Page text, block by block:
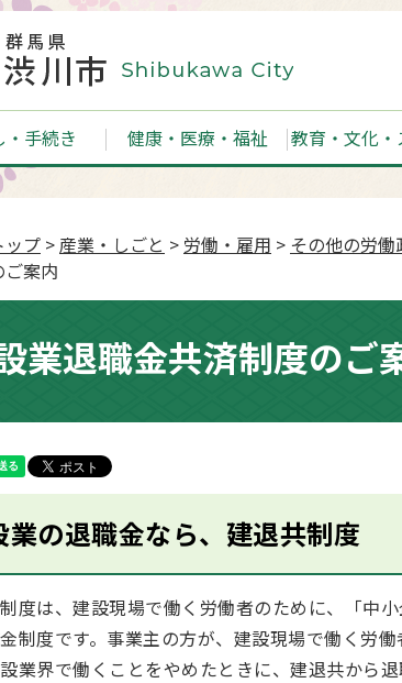
・手続き 健康・医療・福祉 教育・文化・
ップ >産業・しごと > 労働・雇用 > その他の労
案内
業退職金共済制度のご
業の退職金なら、建退共制度
度は、建設現場で働く労働者のために、「中
制度です。事業主の方が、建設現場で働く労
業界で働くことをやめたときに、建退共から